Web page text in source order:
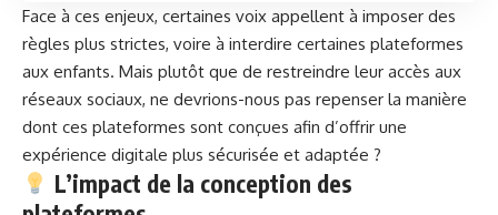
Face à ces enjeux, certaines voix appellent à imposer des
règles plus strictes, voire à interdire certaines plateformes
aux enfants. Mais plutôt que de restreindre leur accès aux
réseaux sociaux, ne devrions-nous pas repenser la manière
dont ces plateformes sont conçues afin d’offrir une
expérience digitale plus sécurisée et adaptée ?
L’impact de la conception des